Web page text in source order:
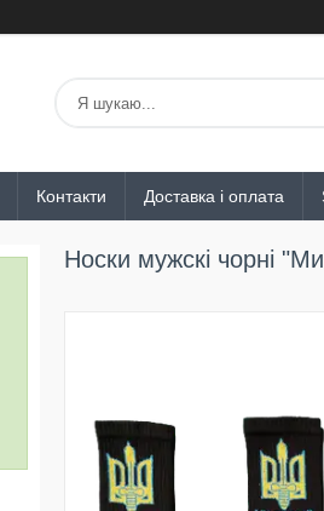
Контакти Доставка і оплата
Носки мужскі чорні